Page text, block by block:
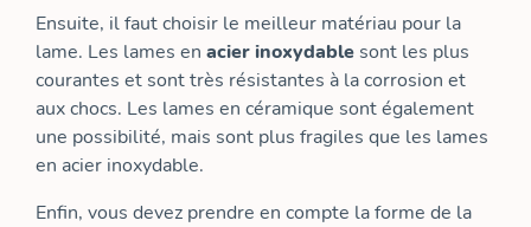
Ensuite, il faut choisir le meilleur matériau pour la
lame. Les lames en acier inoxydablesont les plus
courantes et sont très résistantes à la corrosion et
aux chocs. Les lames en céramique sont également
une possibilité, mais sont plus fragiles que les lames
en acier inoxydable.
Enfin, vous devez prendre en compte la forme de la